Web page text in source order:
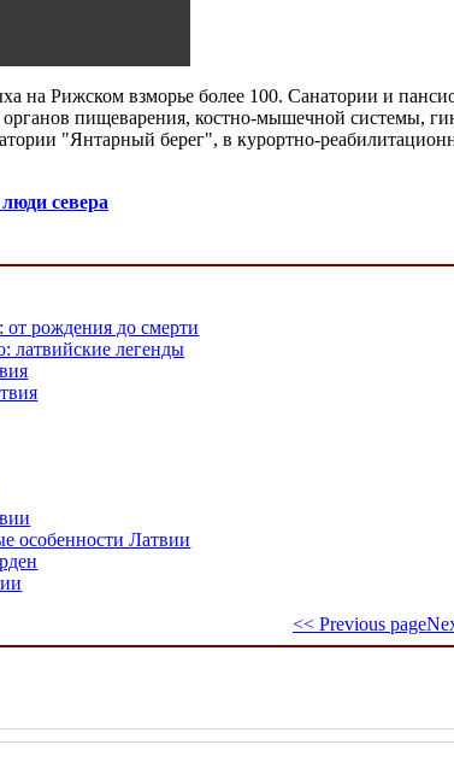
на Рижском взморье более 100. Санатории и
пищеварения, костно-мышечной системы,
"Янтарный берег", в курортно-
севера
рождения до смерти
латвийские легенды
особенности Латвии
<< Previous page